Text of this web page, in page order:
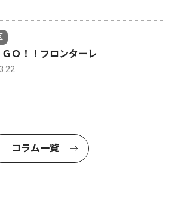
ＧＯ！！フロンターレ
コラム一覧